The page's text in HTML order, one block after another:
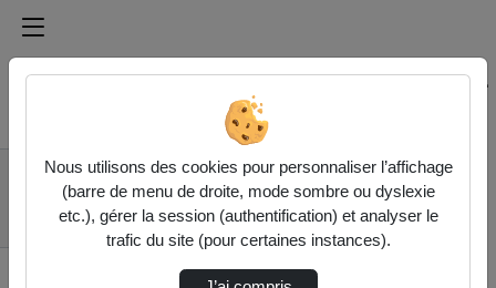
Médiathèque de l'université Paris
Rechercher un média sur Médiathèque de l'université
Accueil
Vidéos
Cérémonie de
remise des diplômes |
Diplôme d…
Nous utilisons des cookies pour personnaliser l’affichage
(barre de menu de droite, mode sombre ou dyslexie
etc.), gérer la session (authentification) et analyser le
trafic du site (pour certaines instances).